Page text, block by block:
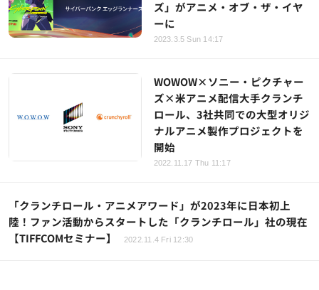
ズ」がアニメ・オブ・ザ・イヤ
ーに
2023.3.5 Sun 14:17
WOWOW×ソニー・ピクチャー
ズ×米アニメ配信大手クランチ
ロール、3社共同での大型オリジ
ナルアニメ製作プロジェクトを
開始
2022.11.17 Thu 11:17
「クランチロール・アニメアワード」が2023年に日本初上
陸！ファン活動からスタートした「クランチロール」社の現在
【TIFFCOMセミナー】
2022.11.4 Fri 12:30